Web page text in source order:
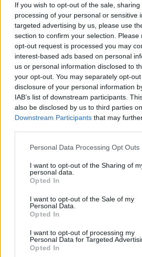
If you wish to opt-out of the sale,
processing of your personal or sensitive
targeted advertising by us, please use
section to confirm your selection.
opt-out request is processed you may
interest-based ads based on personal
us or personal information disclosed to
your opt-out. You may separately opt-
disclosure of your personal information
IAB’s list of downstream participants.
also be disclosed by us to third parties
Downstream Participants that may
Please note that this website/app uses
not limited to your visit or usage
grant or deny consent to Google and its
use your data for below specified
consent section.
Personal Data Processing Opt Outs
I want to opt-out of the Sharing of
personal data.
Opted In
I want to opt-out of the Sale of my
Personal Data.
Opted In
I want to opt-out of processing my
Personal Data for Targeted
Opted In
INVESTIMENTI
Come i Pir e i Sia possono rivoluzionare
europeo
Francesca Spadaro · 6 Ago 2026